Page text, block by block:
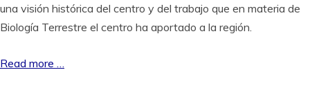
una visión histórica del centro y del trabajo que en materia de
Biología Terrestre el centro ha aportado a la región.
Read more …